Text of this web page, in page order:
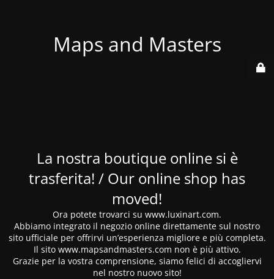
Maps and Masters
La nostra boutique online si è
trasferita! / Our online shop has
moved!
Ora potete trovarci su www.luxinart.com.
Abbiamo integrato il negozio online direttamente sul nostro
sito ufficiale per offrirvi un’esperienza migliore e più completa.
Il sito www.mapsandmasters.com non è più attivo.
Grazie per la vostra comprensione, siamo felici di accogliervi
nel nostro nuovo sito!